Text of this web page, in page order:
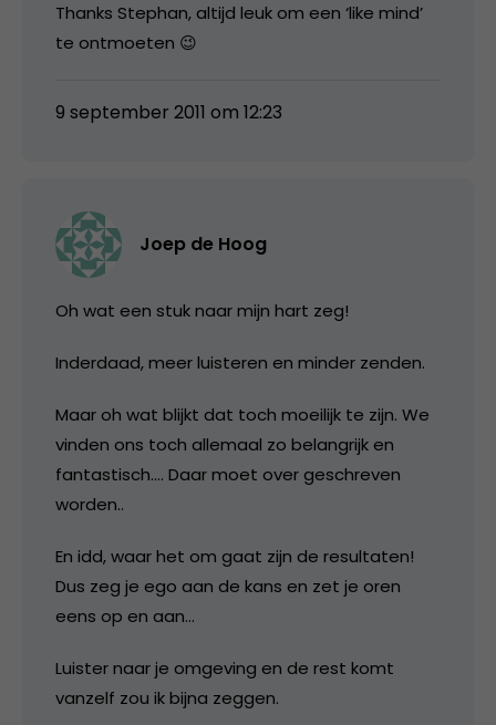
Thanks Stephan, altijd leuk om een ‘like mind’
te ontmoeten 😉
9 september 2011 om 12:23
Joep de Hoog
Oh wat een stuk naar mijn hart zeg!
Inderdaad, meer luisteren en minder zenden.
Maar oh wat blijkt dat toch moeilijk te zijn. We
vinden ons toch allemaal zo belangrijk en
fantastisch…. Daar moet over geschreven
worden..
En idd, waar het om gaat zijn de resultaten!
Dus zeg je ego aan de kans en zet je oren
eens op en aan…
Luister naar je omgeving en de rest komt
vanzelf zou ik bijna zeggen.